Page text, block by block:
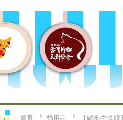
首頁 貓用品 【貓咪-主食罐】